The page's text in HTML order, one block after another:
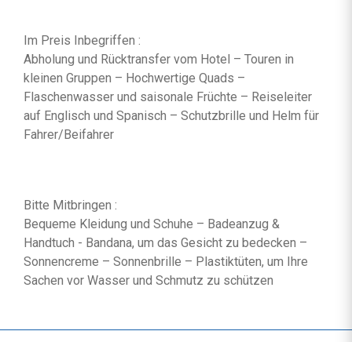
Im Preis Inbegriffen :
Abholung und Rücktransfer vom Hotel – Touren in
kleinen Gruppen – Hochwertige Quads –
Flaschenwasser und saisonale Früchte – Reiseleiter
auf Englisch und Spanisch – Schutzbrille und Helm für
Fahrer/Beifahrer
Bitte Mitbringen :
Bequeme Kleidung und Schuhe – Badeanzug &
Handtuch - Bandana, um das Gesicht zu bedecken –
Sonnencreme – Sonnenbrille – Plastiktüten, um Ihre
Sachen vor Wasser und Schmutz zu schützen